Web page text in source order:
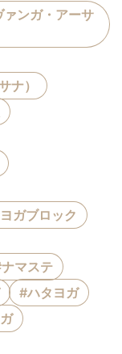
ンガ・アーサ
ナ）
ガブロック
マステ
#ハタヨガ